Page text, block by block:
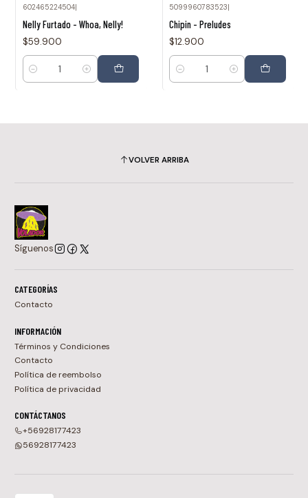
602465224504|
Nelly Furtado - Whoa, Nelly!
$59.900
Cantidad
5099960783523|
Chipin - Preludes
$12.900
Cantidad
VOLVER ARRIBA
Síguenos
CATEGORÍAS
Contacto
INFORMACIÓN
Términos y Condiciones
Contacto
Política de reembolso
Política de privacidad
CONTÁCTANOS
+56928177423
56928177423